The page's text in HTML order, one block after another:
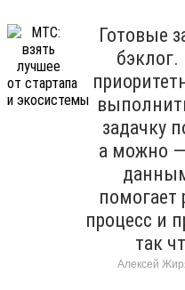
Готовые
задачку
а можно
помогает
процесс и
так
Алексей